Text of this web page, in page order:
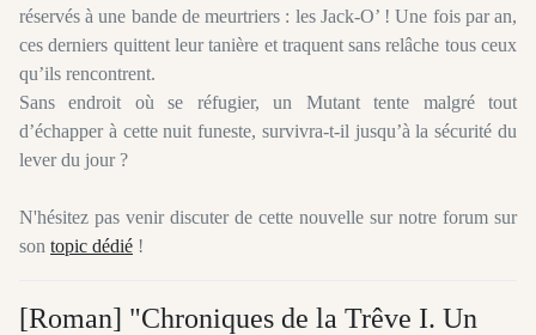
réservés à une bande de meurtriers : les Jack-O’ ! Une fois par an,
ces derniers quittent leur tanière et traquent sans relâche tous ceux
qu’ils rencontrent.
Sans endroit où se réfugier, un Mutant tente malgré tout
d’échapper à cette nuit funeste, survivra-t-il jusqu’à la sécurité du
lever du jour ?
N'hésitez pas venir discuter de cette nouvelle sur notre forum sur
son topic dédié !
[Roman] "Chroniques de la Trêve I. Un